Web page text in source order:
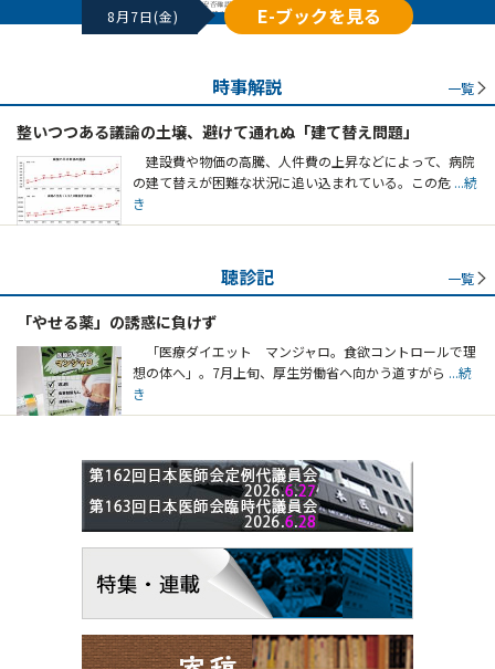
8月7日(金) E-ブックを見る
時事解説 一覧
整いつつある議論の土壌、避けて通れぬ「建て替え問題」
建設費や物価の高騰、人件費の上昇などによって、病院
の建て替えが困難な状況に追い込まれている。この危 ...続
き
聴診記 一覧
「やせる薬」の誘惑に負けず
「医療ダイエット マンジャロ。食欲コントロールで理
想の体へ」。7月上旬、厚生労働省へ向かう道すがら ...続
き